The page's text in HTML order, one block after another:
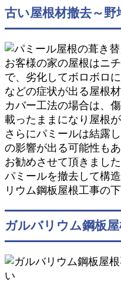
古い屋根材撤去～野
お客様の家の屋根はニ
で、劣化してボロボロ
などの症状が出る屋根材
カバー工法の場合は、
載ったままになり屋根が
さらにパミールは結露
の影響が出る可能性も
お勧めさせて頂きました
パミールを撤去して構
リウム鋼板屋根工事の
ガルバリウム鋼板